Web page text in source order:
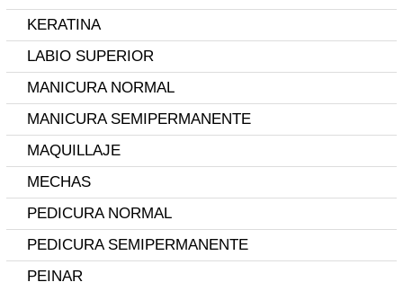
KERATINA
LABIO SUPERIOR
MANICURA NORMAL
MANICURA SEMIPERMANENTE
MAQUILLAJE
MECHAS
PEDICURA NORMAL
PEDICURA SEMIPERMANENTE
PEINAR